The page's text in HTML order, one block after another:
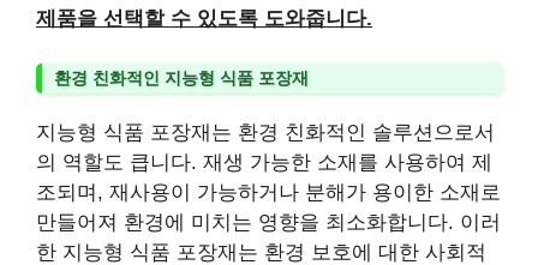
제품을 선택할 수 있도록 도와줍니다.
환경 친화적인 지능형 식품 포장재
지능형 식품 포장재는 환경 친화적인 솔루션으로서
의 역할도 큽니다. 재생 가능한 소재를 사용하여 제
조되며, 재사용이 가능하거나 분해가 용이한 소재로
만들어져 환경에 미치는 영향을 최소화합니다. 이러
한 지능형 식품 포장재는 환경 보호에 대한 사회적